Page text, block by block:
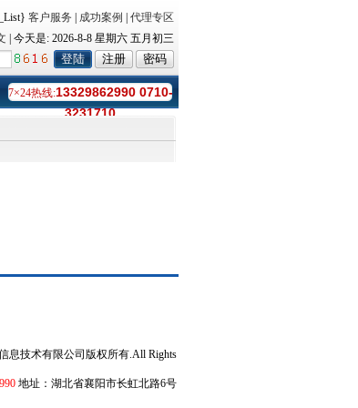
客户服务 成功案例
代理专区
| 今天是: 2026-8-8 星期六 五月初三
7×24热线:13329862990 0710-
3231710
息技术有限公司版权所有.All Rights
地址：湖北省襄阳市长虹北路6号